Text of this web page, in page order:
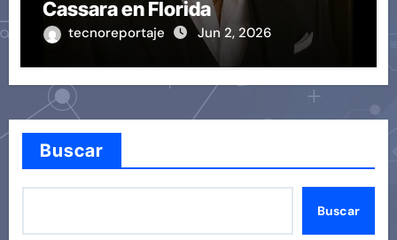
Cassara en Florida
tecnoreportaje Jun 2, 2026
Buscar
Buscar